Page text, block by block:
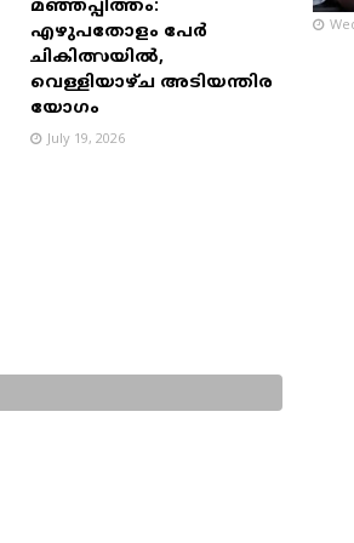
മഞ്ഞപ്പിത്തം:
എഴുപതോളം പേർ
ചികിത്സയിൽ,
വെള്ളിയാഴ്ച അടിയന്തിര
യോഗം
July 19, 2026